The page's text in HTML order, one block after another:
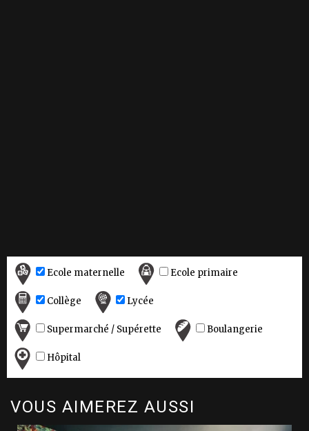
Ecole maternelle Ecole primaire
Collège Lycée
Supermarché / Supérette Boulangerie
Hôpital
VOUS AIMEREZ AUSSI